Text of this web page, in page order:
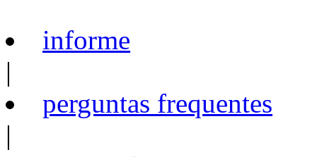
informe
|
perguntas frequentes
|